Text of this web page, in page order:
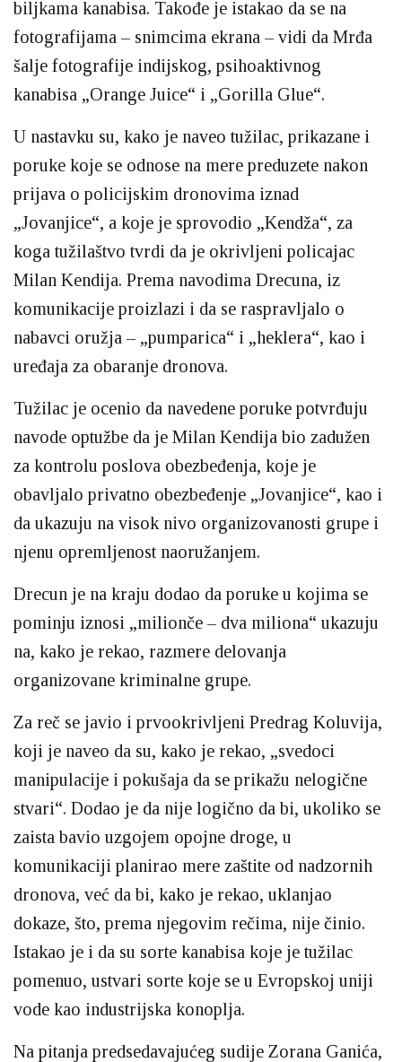
biljkama kanabisa. Takođe je istakao da se na
fotografijama – snimcima ekrana – vidi da Mrđa
šalje fotografije indijskog, psihoaktivnog
kanabisa „Orange Juice“ i „Gorilla Glue“.
U nastavku su, kako je naveo tužilac, prikazane i
poruke koje se odnose na mere preduzete nakon
prijava o policijskim dronovima iznad
„Jovanjice“, a koje je sprovodio „Kendža“, za
koga tužilaštvo tvrdi da je okrivljeni policajac
Milan Kendija. Prema navodima Drecuna, iz
komunikacije proizlazi i da se raspravljalo o
nabavci oružja – „pumparica“ i „heklera“, kao i
uređaja za obaranje dronova.
Tužilac je ocenio da navedene poruke potvrđuju
navode optužbe da je Milan Kendija bio zadužen
za kontrolu poslova obezbeđenja, koje je
obavljalo privatno obezbeđenje „Jovanjice“, kao i
da ukazuju na visok nivo organizovanosti grupe i
njenu opremljenost naoružanjem.
Drecun je na kraju dodao da poruke u kojima se
pominju iznosi „milionče – dva miliona“ ukazuju
na, kako je rekao, razmere delovanja
organizovane kriminalne grupe.
Za reč se javio i prvookrivljeni Predrag Koluvija,
koji je naveo da su, kako je rekao, „svedoci
manipulacije i pokušaja da se prikažu nelogične
stvari“. Dodao je da nije logično da bi, ukoliko se
zaista bavio uzgojem opojne droge, u
komunikaciji planirao mere zaštite od nadzornih
dronova, već da bi, kako je rekao, uklanjao
dokaze, što, prema njegovim rečima, nije činio.
Istakao je i da su sorte kanabisa koje je tužilac
pomenuo, ustvari sorte koje se u Evropskoj uniji
vode kao industrijska konoplja.
Na pitanja predsedavajućeg sudije Zorana Ganića,